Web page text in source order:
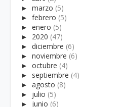
► marzo (5)
► febrero (5)
► enero (5)
► 2020 (47)
► diciembre (6)
► noviembre (6)
► octubre (4)
► septiembre (4)
► agosto (8)
► julio (5)
► junio (6)